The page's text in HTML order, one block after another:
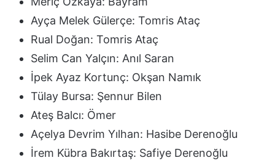
Ayça Melek Gülerçe: Tomris Ataç
Rual Doğan: Tomris Ataç
Selim Can Yalçın: Anıl Saran
İpek Ayaz Kortunç: Okşan Namık
Tülay Bursa: Şennur Bilen
Ateş Balcı: Ömer
Açelya Devrim Yılhan: Hasibe Derenoğlu
İrem Kübra Bakırtaş: Safiye Derenoğlu